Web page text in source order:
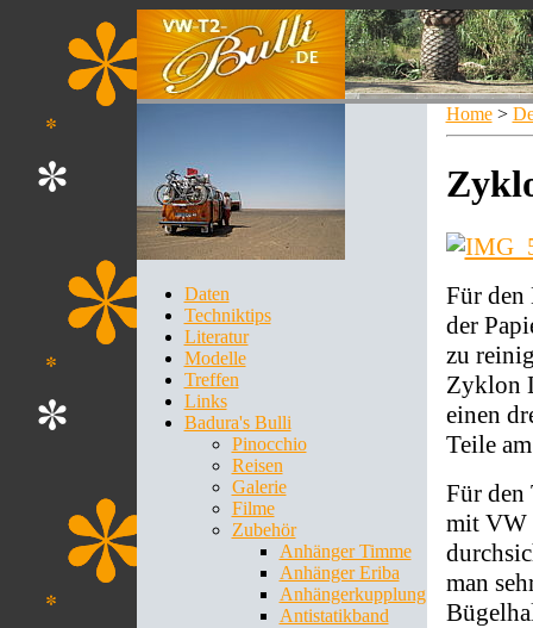
Daten
Techniktips
Literatur
Modelle
Treffen
Links
Badura's Bulli
Pinocchio
Reisen
Galerie
Filme
Zubehör
Anhänger Timme
Anhänger Eriba
Anhängerkupplung
Antistatikband
Home >
Für den
der
zu
Zyklon
einen
Teile
Für
mit VW
man